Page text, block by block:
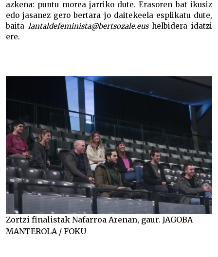
azkena: puntu morea jarriko dute. Erasoren bat ikusiz
edo jasanez gero bertara jo daitekeela esplikatu dute,
baita lantaldefeminista@bertsozale.eushelbidera idatzi
ere.
Zortzi finalistak Nafarroa Arenan, gaur. JAGOBA
MANTEROLA / FOKU